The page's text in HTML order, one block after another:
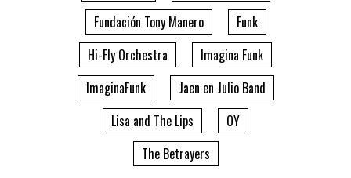
Fundación Tony Manero
Funk
Hi-Fly Orchestra
Imagina Funk
ImaginaFunk
Jaen en Julio Band
Lisa and The Lips
OY
The Betrayers